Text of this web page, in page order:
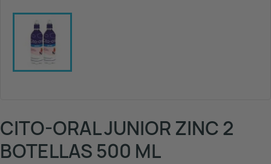
CITO-ORAL JUNIOR ZINC 2
BOTELLAS 500 ML